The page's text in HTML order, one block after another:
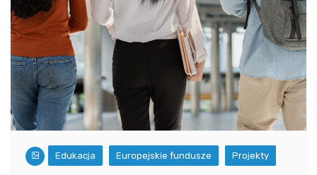
Edukacja Europejskie fundusze Projekty